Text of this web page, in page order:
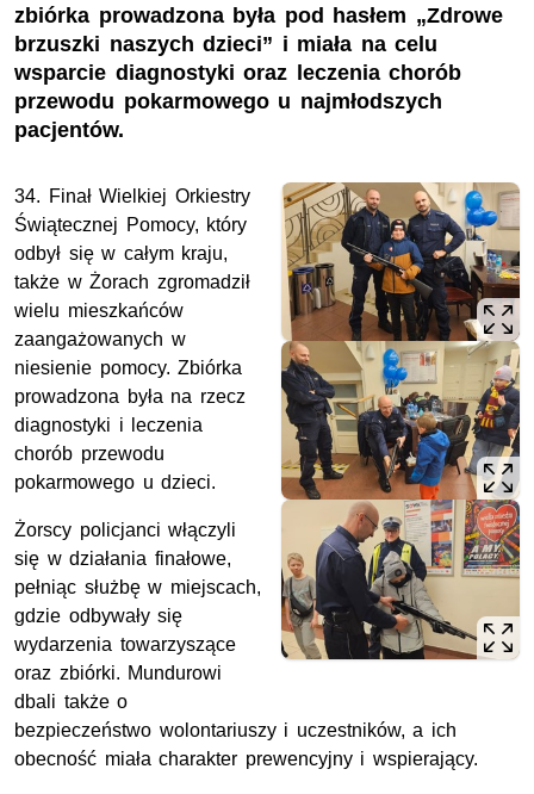
zbiórka prowadzona była pod hasłem „Zdrowe
brzuszki naszych dzieci” i miała na celu
wsparcie diagnostyki oraz leczenia chorób
przewodu pokarmowego u najmłodszych
pacjentów.
34. Finał Wielkiej Orkiestry
Świątecznej Pomocy, który
odbył się w całym kraju,
także w Żorach zgromadził
wielu mieszkańców
zaangażowanych w
niesienie pomocy. Zbiórka
prowadzona była na rzecz
diagnostyki i leczenia
chorób przewodu
pokarmowego u dzieci.
Żorscy policjanci włączyli
się w działania finałowe,
pełniąc służbę w miejscach,
gdzie odbywały się
wydarzenia towarzyszące
oraz zbiórki. Mundurowi
dbali także o
bezpieczeństwo wolontariuszy i uczestników, a ich
obecność miała charakter prewencyjny i wspierający.